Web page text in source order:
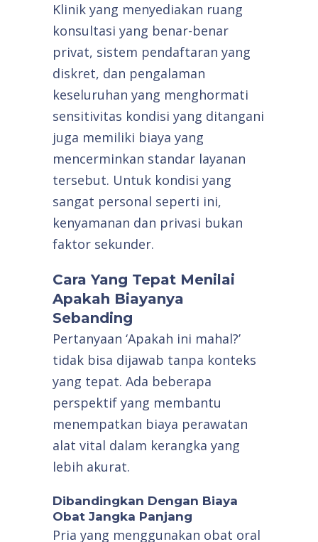
Klinik yang menyediakan ruang
konsultasi yang benar-benar
privat, sistem pendaftaran yang
diskret, dan pengalaman
keseluruhan yang menghormati
sensitivitas kondisi yang ditangani
juga memiliki biaya yang
mencerminkan standar layanan
tersebut. Untuk kondisi yang
sangat personal seperti ini,
kenyamanan dan privasi bukan
faktor sekunder.
Cara Yang Tepat Menilai
Apakah Biayanya
Sebanding
Pertanyaan ‘Apakah ini mahal?’
tidak bisa dijawab tanpa konteks
yang tepat. Ada beberapa
perspektif yang membantu
menempatkan biaya perawatan
alat vital dalam kerangka yang
lebih akurat.
Dibandingkan Dengan Biaya
Obat Jangka Panjang
Pria yang menggunakan obat oral